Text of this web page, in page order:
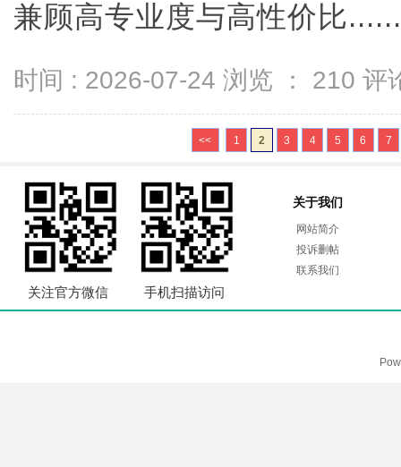
兼顾高专业度与高性价比......
时间 : 2026-07-24 浏览 ： 210 评
<< 1 2 3 4 5 6 7
关注官方微信 手机扫描访问
关于我们
网站简介
投诉删帖
联系我们